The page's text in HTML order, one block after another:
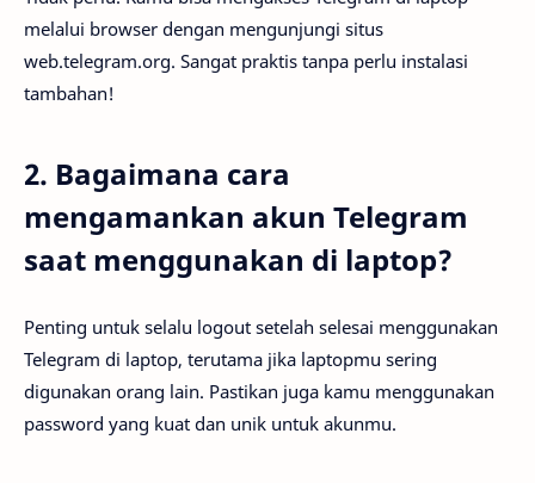
melalui browser dengan mengunjungi situs
web.telegram.org. Sangat praktis tanpa perlu instalasi
tambahan!
2. Bagaimana cara
mengamankan akun Telegram
saat menggunakan di laptop?
Penting untuk selalu logout setelah selesai menggunakan
Telegram di laptop, terutama jika laptopmu sering
digunakan orang lain. Pastikan juga kamu menggunakan
password yang kuat dan unik untuk akunmu.